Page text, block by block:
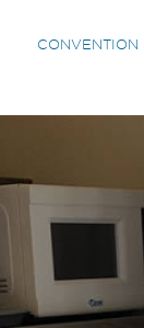
CONVENTION